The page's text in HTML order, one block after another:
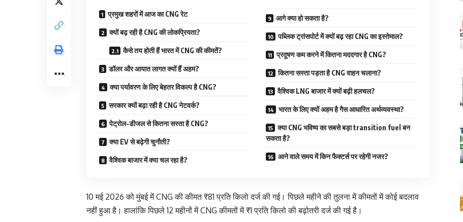
प्रमुख शहरों में आज का CNG रेट
क्यों बढ़ रही है CNG की लोकप्रियता?
कैसे तय होती हैं भारत में CNG की कीमतें?
डॉलर और आयात लागत क्यों हैं अहम?
क्या पर्यावरण के लिए बेहतर विकल्प है CNG?
सरकार क्यों बढ़ा रही है CNG नेटवर्क?
पेट्रोल-डीजल से कितना सस्ता है CNG?
क्या EV से बढ़ेगी चुनौती?
वैश्विक बाजार में क्या चल रहा है?
आगे क्या हो सकता है?
पब्लिक ट्रांसपोर्ट में क्यों बढ़ रहा CNG का इस्तेमाल?
प्रदूषण कम करने में कितना मददगार है CNG?
कितना सस्ता पड़ता है CNG वाहन चलाना?
वैश्विक LNG बाजार में क्यों बढ़ी हलचल?
भारत के लिए क्यों अहम है गैस आधारित अर्थव्यवस्था?
क्या CNG भविष्य का सबसे बड़ा transition fuel बन
सकता है?
आने वाले समय में किन फैक्टर्स पर रहेगी नजर?
10 मई 2026 को मुंबई में CNG की कीमत ₹81 प्रति किलो दर्ज की गई। पिछले महीने की तुलना में कीमतों में कोई बदलाव
नहीं हुआ है। हालांकि पिछले 12 महीनों में CNG कीमतों में ₹1 प्रति किलो की बढ़ोतरी दर्ज की गई है।